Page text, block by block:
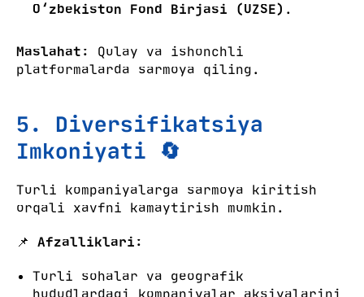
O‘zbekiston Fond Birjasi (UZSE) .
Maslahat:
Qulay va ishonchli
platformalarda sarmoya qiling.
5. Diversifikatsiya
Imkoniyati 🔄
Turli kompaniyalarga sarmoya kiritish
orqali xavfni kamaytirish mumkin.
📌 Afzalliklari:
Turli sohalar va geografik
hududlardagi kompaniyalar aksiyalarini